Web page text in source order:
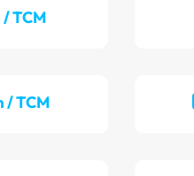
TCM
/ TCM